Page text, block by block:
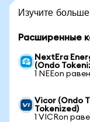
Изучите
Расширенные
NextEra
(Ondo
1 NEEon
Vicor (Ondo
Tokenized)
1 VICRon